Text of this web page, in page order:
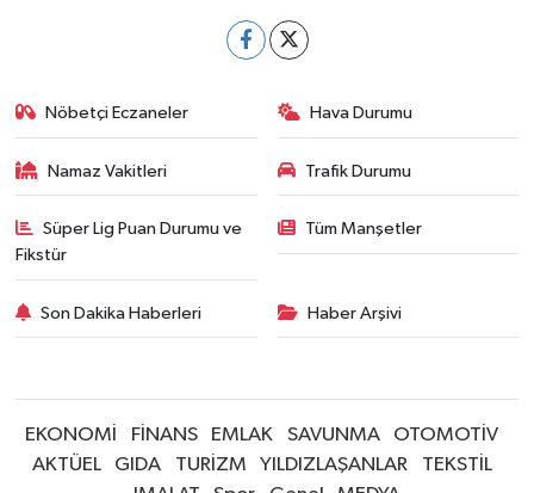
Nöbetçi Eczaneler Hava Durumu
Namaz Vakitleri Trafik Durumu
Süper Lig Puan Durumu ve
Fikstür
Tüm Manşetler
Son Dakika Haberleri Haber Arşivi
EKONOMİ FİNANS EMLAK SAVUNMA
OTOMOTİV
AKTÜEL
GIDA TURİZM YILDIZLAŞANLAR
TEKSTİL